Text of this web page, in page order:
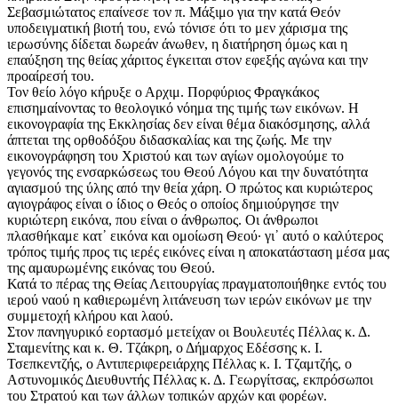
Σεβασμιώτατος επαίνεσε τον π. Μάξιμο για την κατά Θεόν
υποδειγματική βιοτή του, ενώ τόνισε ότι το μεν χάρισμα της
ιερωσύνης δίδεται δωρεάν άνωθεν, η διατήρηση όμως και η
επαύξηση της θείας χάριτος έγκειται στον εφεξής αγώνα και την
προαίρεσή του.
Τον θείο λόγο κήρυξε ο Αρχιμ. Πορφύριος Φραγκάκος
επισημαίνοντας το θεολογικό νόημα της τιμής των εικόνων. Η
εικονογραφία της Εκκλησίας δεν είναι θέμα διακόσμησης, αλλά
άπτεται της ορθοδόξου διδασκαλίας και της ζωής. Με την
εικονογράφηση του Χριστού και των αγίων ομολογούμε το
γεγονός της ενσαρκώσεως του Θεού Λόγου και την δυνατότητα
αγιασμού της ύλης από την θεία χάρη. Ο πρώτος και κυριώτερος
αγιογράφος είναι ο ίδιος ο Θεός ο οποίος δημιούργησε την
κυριώτερη εικόνα, που είναι ο άνθρωπος. Οι άνθρωποι
πλασθήκαμε κατ᾿ εικόνα και ομοίωση Θεού· γι᾿ αυτό ο καλύτερος
τρόπος τιμής προς τις ιερές εικόνες είναι η αποκατάσταση μέσα μας
της αμαυρωμένης εικόνας του Θεού.
Κατά το πέρας της Θείας Λειτουργίας πραγματοποιήθηκε εντός του
ιερού ναού η καθιερωμένη λιτάνευση των ιερών εικόνων με την
συμμετοχή κλήρου και λαού.
Στον πανηγυρικό εορτασμό μετείχαν οι Βουλευτές Πέλλας κ. Δ.
Σταμενίτης και κ. Θ. Τζάκρη, ο Δήμαρχος Εδέσσης κ. Ι.
Τσεπκεντζής, ο Αντιπεριφερειάρχης Πέλλας κ. Ι. Τζαμτζής, ο
Αστυνομικός Διευθυντής Πέλλας κ. Δ. Γεωργίτσας, εκπρόσωποι
του Στρατού και των άλλων τοπικών αρχών και φορέων.